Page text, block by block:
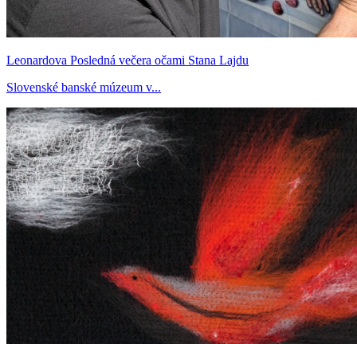
Leonardova Posledná večera očami Stana Lajdu
Slovenské banské múzeum v...